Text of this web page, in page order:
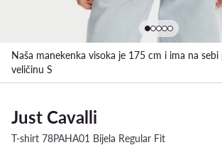
Naša manekenka visoka je 175 cm i ima na
veličinu S
Just Cavalli
T-shirt 78PAHA01 Bijela Regular Fit